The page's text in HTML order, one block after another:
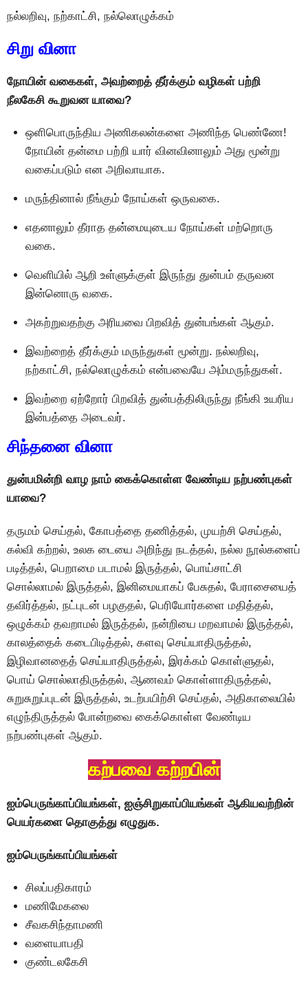
நல்லறிவு, நற்காட்சி, நல்லாெழுக்கம்
சிறு வினா
நோயின் வகைகள், அவற்றைத் தீர்க்கும் வழிகள் பற்றி
நீலகேசி கூறுவன யாவை?
ஒளிபொருந்திய அணிகலன்களை அணிந்த பெண்ணே!
நோயின் தன்மை பற்றி யார் வினவினாலும் அது மூன்று
வகைப்படும் என அறிவாயாக.
மருந்தினால் நீங்கும் நோய்கள் ஒருவகை.
எதனாலும் தீராத தன்மையுடைய நோய்கள் மற்றொரு
வகை.
வெளியில் ஆறி உள்ளுக்குள் இருந்து துன்பம் தருவன
இன்னொரு வகை.
அகற்றுவதற்கு அரியவை பிறவித் துன்பங்கள் ஆகும்.
இவற்றைத் தீர்க்கும் மருந்துகள் மூன்று. நல்லறிவு,
நற்காட்சி, நல்லொழுக்கம் என்பவையே அம்மருந்துகள்.
இவற்றை ஏற்றோர் பிறவித் துன்பத்திலிருந்து நீங்கி உயரிய
இன்பத்தை அடைவர்.
சிந்தனை வினா
துன்பமின்றி வாழ நாம் கைக்கொள்ள வேண்டிய நற்பண்புகள்
யாவை?
தருமம் செய்தல், கோபத்தை தணித்தல், முயற்சி செய்தல்,
கல்வி கற்றல், உலக டையை அறிந்து நடத்தல், நல்ல நூல்களைப்
படித்தல், பெறாமை படாமல் இருத்தல், பொய்சாட்சி
சொல்லாமல் இருத்தல், இனிமையாகப் பேசுதல், பேராசையைத்
தவிர்த்தல், நட்புடன் பழகுதல், பெரியோர்களை மதித்தல்,
ஒழுக்கம் தவறாமல் இருத்தல், நன்றியை மறவாமல் இருத்தல்,
காலத்தைக் கடைபிடித்தல், களவு செய்யாதிருத்தல்,
இழிவானதைத் செய்யாதிருத்தல், இரக்கம் கொள்ளுதல்,
பொய் சொல்லாதிருத்தல், ஆணவம் கொள்ளாதிருத்தல்,
சுறுசுறுப்புடன் இருத்தல், உடற்பயிற்சி செய்தல், அதிகாலையில்
எழுந்திருத்தல் போன்றவை கைக்கொள்ள வேண்டிய
நற்பண்புகள் ஆகும்.
கற்பவை கற்றபின்
ஐம்பெருங்காப்பியங்கள், ஐஞ்சிறுகாப்பியங்கள் ஆகியவற்றின்
பெயர்களை தொகுத்து எழுதுக.
ஐம்பெருங்காப்பியங்கள்
சிலப்பதிகாரம்
மணிமேகலை
சீவகசிந்தாமணி
வளையாபதி
குண்டலகேசி